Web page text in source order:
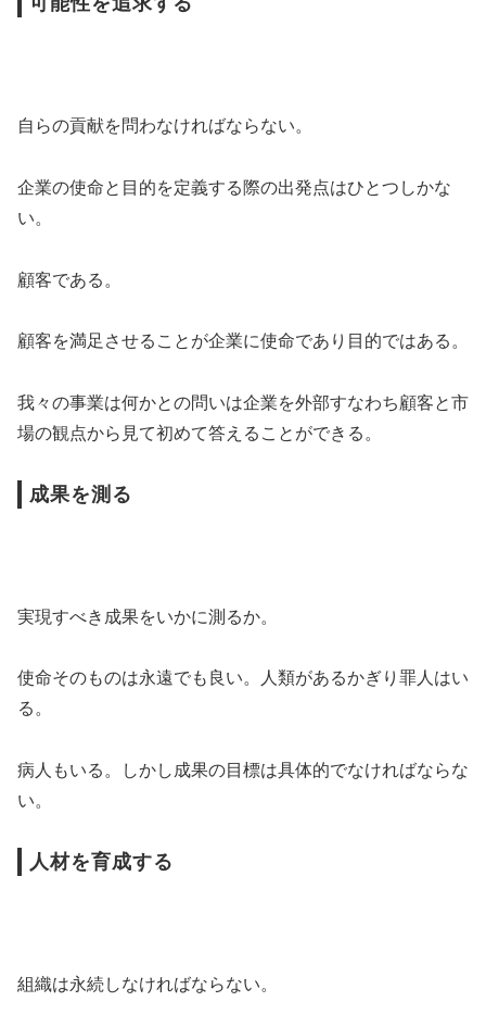
自らの貢献を問わなければならない。
企業の使命と目的を定義する際の出発点はひとつしかな
い。
顧客である。
顧客を満足させることが企業に使命であり目的ではある。
我々の事業は何かとの問いは企業を外部すなわち顧客と市
場の観点から見て初めて答えることができる。
成果を測る
実現すべき成果をいかに測るか。
使命そのものは永遠でも良い。人類があるかぎり罪人はい
る。
病人もいる。しかし成果の目標は具体的でなければならな
い。
人材を育成する
組織は永続しなければならない。